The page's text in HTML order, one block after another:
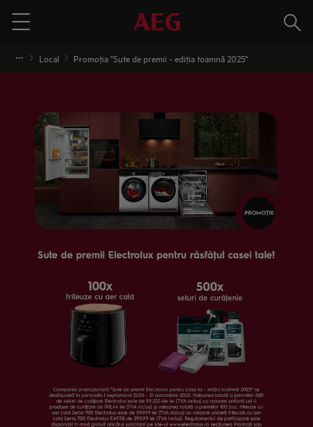
Menu
Local Promoţia "Sute de premii - ediţia toamnă 2025"